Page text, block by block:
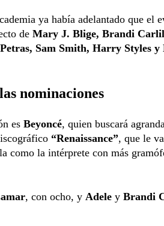
ya había adelantado que el
de Mary J. Blige, Brandi
Sam Smith, Harry Styles y
nominaciones
es Beyoncé, quien buscará
“Renaissance”, que le
como la intérprete con más
, con ocho, y Adele y Brandi